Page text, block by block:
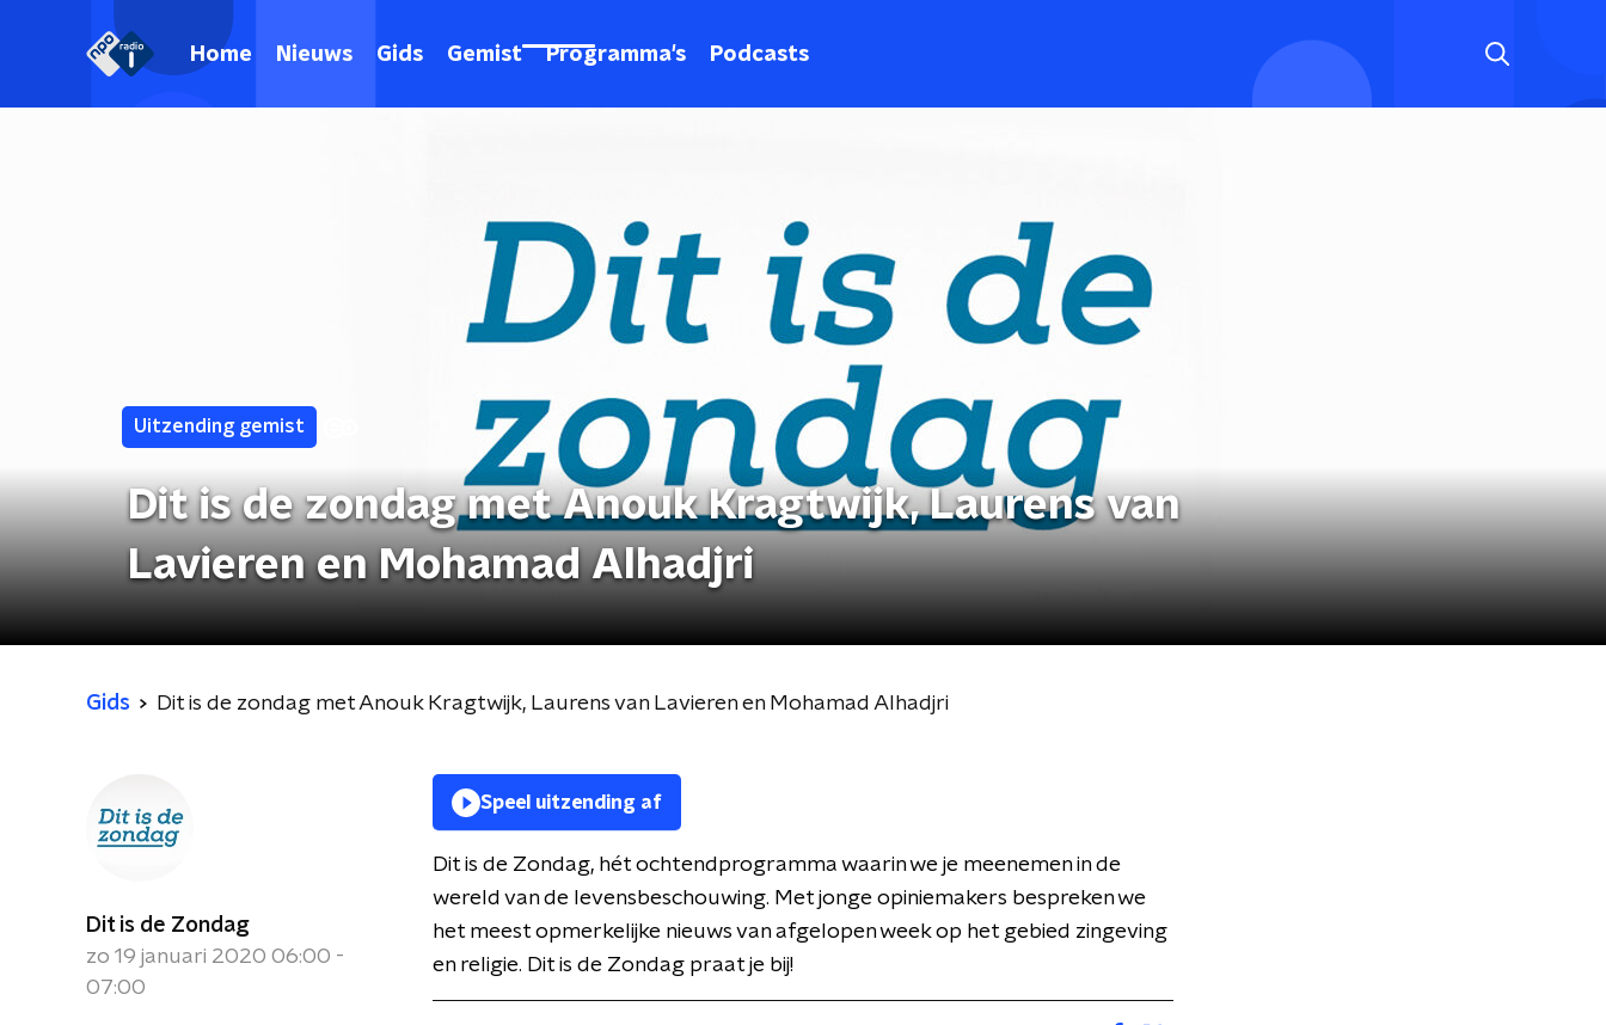
Home Nieuws Gids Gemist Programma's Podcasts
Uitzending gemist
Dit is de zondag met Anouk Kragtwijk, Laurens van
Lavieren en Mohamad Alhadjri
Gids Dit is de zondag met Anouk Kragtwijk, Laurens van Lavieren en Mohamad Alhadjri
Dit is de Zondag
zo 19 januari 2020 06:00 -
07:00
Speel uitzending af
Dit is de Zondag, hét ochtendprogramma waarin we je meenemen in de
wereld van de levensbeschouwing. Met jonge opiniemakers bespreken we
het meest opmerkelijke nieuws van afgelopen week op het gebied zingeving
en religie. Dit is de Zondag praat je bij!